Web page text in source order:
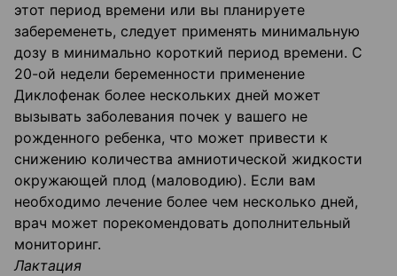
этот период времени или вы планируете
забеременеть, следует применять минимальную
дозу в минимально короткий период времени. С
20-ой недели беременности применение
Диклофенак более нескольких дней может
вызывать заболевания почек у вашего не
рожденного ребенка, что может привести к
снижению количества амниотической жидкости
окружающей плод (маловодию). Если вам
необходимо лечение более чем несколько дней,
врач может порекомендовать дополнительный
мониторинг.
Лактация